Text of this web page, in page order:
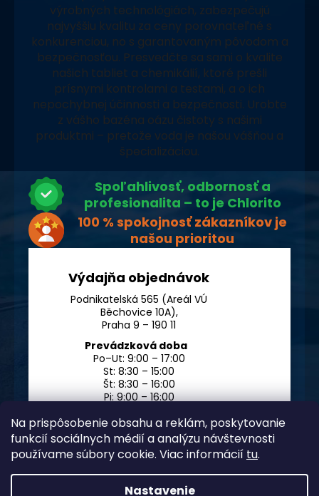
Na prispôsobenie obsahu a reklám, poskytovanie
funkcií sociálnych médií a analýzu návštevnosti
používame súbory cookie. Viac informácií tu.
Nastavenie
výrobných technológiách, zabezpečujú
najvyššiu kvalitu za ceny porovnateľné s
konkurenciou, no s garantovaným pôvodom a
bezpečnosťou. Presvedčte sa sami o kvalite
našich tabliet a chemikálií, ktoré prešli
prísnymi kontrolami a testami, a o ich
nepochybnej účinnosti a bezpečnosti. Urobte
z vášho bazéna oázu čistoty s našimi
produktmi – pretože voda je našou vášňou a
špecializáciou.
Spoľahlivosť, odbornosť a
profesionalita – to je Chlorito
100 % spokojnosť zákazníkov je
našou prioritou
Výdajňa objednávok
Podnikatelská 565 (Areál VÚ
Běchovice 10A),
Praha 9 – 190 11
Prevádzková doba
Po–Ut: 9:00 – 17:00
St: 8:30 – 15:00
Št: 8:30 – 16:00
Pi: 9:00 – 16:00